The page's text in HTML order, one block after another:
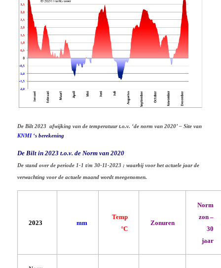
De Bilt 2023 afwijking van de temperatuur t.o.v. ‘de norm van 2020’ – Site van
KNMI‘s berekening
De Bilt in 2023 t.o.v. de Norm van 2020
De stand over de periode 1-1 t/m 30-11-2023 ; waarbij voor het actuele jaar de
verwachting voor de actuele maand wordt meegenomen.
2023 mm
Temp
°C
Zonuren
Norm
zon –
30
jaar